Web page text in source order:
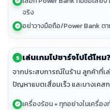
จริง
อย่าวางมือถือ/Power Bank
5 เล่นเกมไปชาร์จไปได้ไห
จากประสบการณ์ในร้าน ลูกค้าที่เ
ปัญหาแบตเสื่อมเร็ว และบางเคส
เครื่องร้อน = ทุกอย่างในเครื่อ